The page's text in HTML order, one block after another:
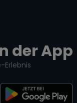
der App
Erlebnis